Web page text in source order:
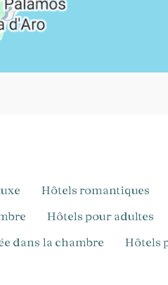
Hôtels romantiques
Hôtels pour adultes
dans la chambre